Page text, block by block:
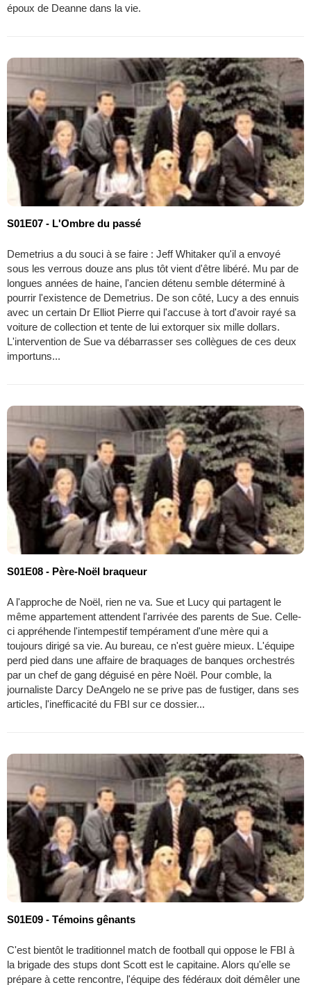
époux de Deanne dans la vie.
S01E07 - L'Ombre du passé
Demetrius a du souci à se faire : Jeff Whitaker qu'il a envoyé
sous les verrous douze ans plus tôt vient d'être libéré. Mu par de
longues années de haine, l'ancien détenu semble déterminé à
pourrir l'existence de Demetrius. De son côté, Lucy a des ennuis
avec un certain Dr Elliot Pierre qui l'accuse à tort d'avoir rayé sa
voiture de collection et tente de lui extorquer six mille dollars.
L'intervention de Sue va débarrasser ses collègues de ces deux
importuns...
S01E08 - Père-Noël braqueur
A l'approche de Noël, rien ne va. Sue et Lucy qui partagent le
même appartement attendent l'arrivée des parents de Sue. Celle-
ci appréhende l'intempestif tempérament d'une mère qui a
toujours dirigé sa vie. Au bureau, ce n'est guère mieux. L'équipe
perd pied dans une affaire de braquages de banques orchestrés
par un chef de gang déguisé en père Noël. Pour comble, la
journaliste Darcy DeAngelo ne se prive pas de fustiger, dans ses
articles, l'inefficacité du FBI sur ce dossier...
S01E09 - Témoins gênants
C'est bientôt le traditionnel match de football qui oppose le FBI à
la brigade des stups dont Scott est le capitaine. Alors qu'elle se
prépare à cette rencontre, l'équipe des fédéraux doit démêler une